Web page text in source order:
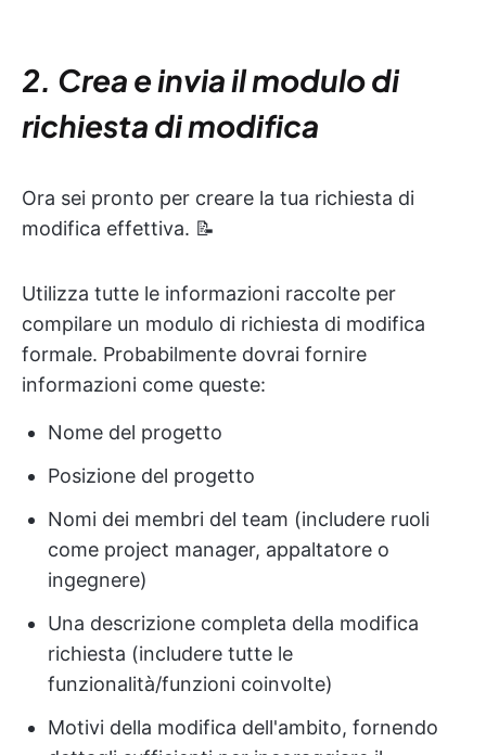
2. Crea e invia il modulo di
richiesta di modifica
Ora sei pronto per creare la tua richiesta di
modifica effettiva. 📝
Utilizza tutte le informazioni raccolte per
compilare un modulo di richiesta di modifica
formale. Probabilmente dovrai fornire
informazioni come queste:
Nome del progetto
Posizione del progetto
Nomi dei membri del team (includere ruoli
come project manager, appaltatore o
ingegnere)
Una descrizione completa della modifica
richiesta (includere tutte le
funzionalità/funzioni coinvolte)
Motivi della modifica dell'ambito, fornendo